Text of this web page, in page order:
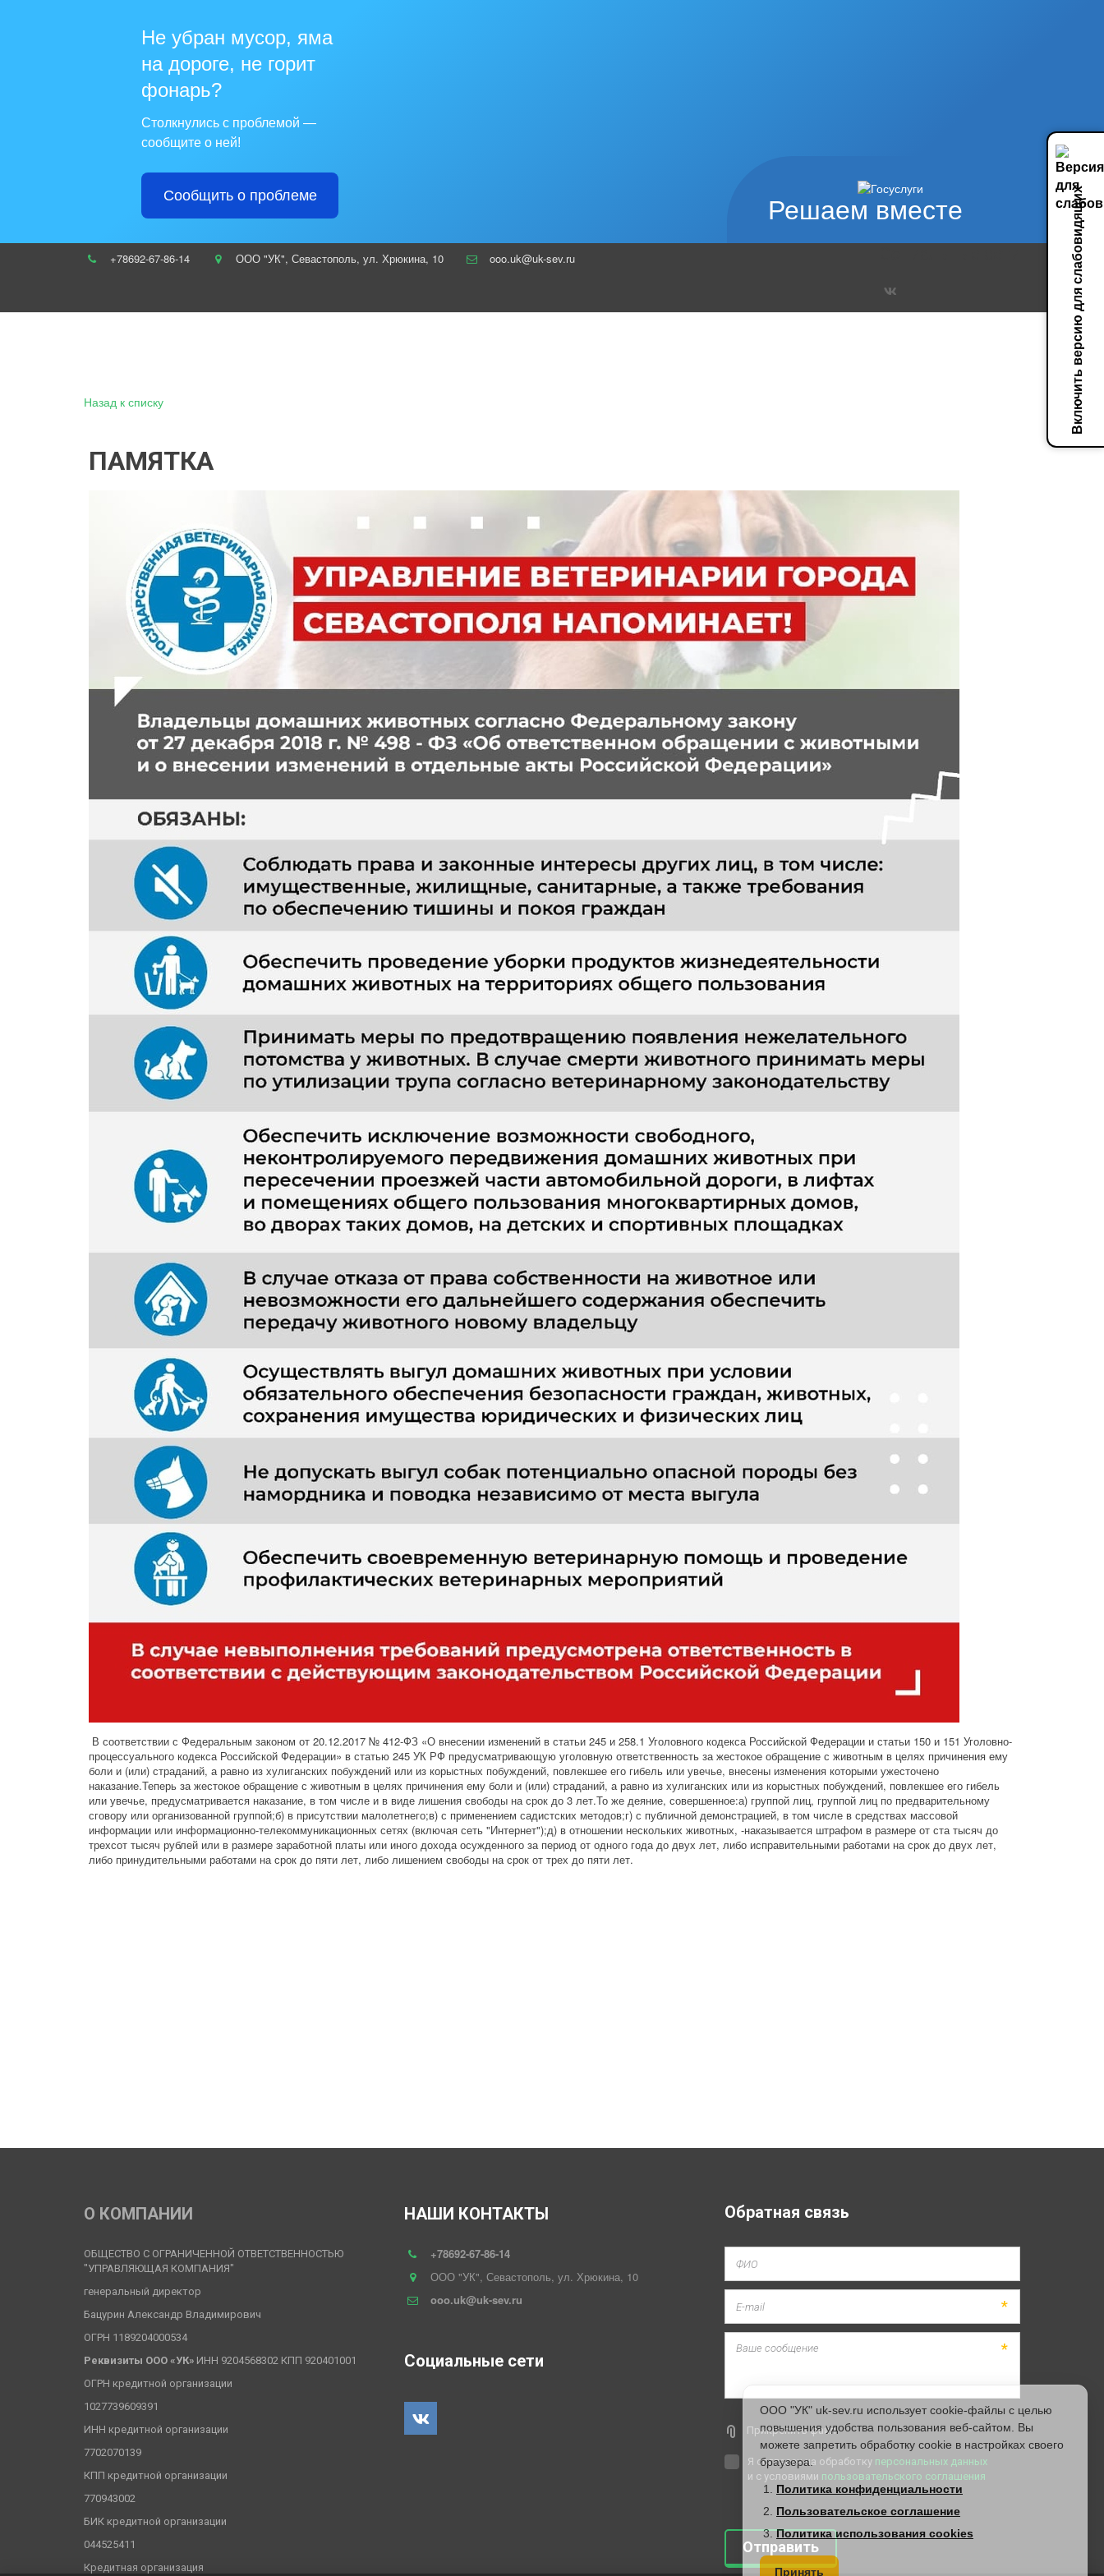
Решаем вместе
Не убран мусор, яма
на дороге, не горит
фонарь?
Столкнулись с проблемой —
сообщите о ней!
Сообщить о проблеме Включить версию для слабовидящих
+78692-67-86-14 ООО "УК", Севастополь, ул. Хрюкина, 10 ooo.uk@uk-sev.ru
Назад к списку
ПАМЯТКА
В соответствии с Федеральным законом от 20.12.2017 № 412-ФЗ «О внесении изменений в статьи 245 и 258.1 Уголовного кодекса Российской Федерации и статьи 150 и 151 Уголовно-
процессуального кодекса Российской Федерации» в статью 245 УК РФ предусматривающую уголовную ответственность за жестокое обращение с животным в целях причинения ему
боли и (или) страданий, а равно из хулиганских побуждений или из корыстных побуждений, повлекшее его гибель или увечье, внесены изменения которыми ужесточено
наказание.Теперь за жестокое обращение с животным в целях причинения ему боли и (или) страданий, а равно из хулиганских или из корыстных побуждений, повлекшее его гибель
или увечье, предусматривается наказание, в том числе и в виде лишения свободы на срок до 3 лет.То же деяние, совершенное:а) группой лиц, группой лиц по предварительному
сговору или организованной группой;б) в присутствии малолетнего;в) с применением садистских методов;г) с публичной демонстрацией, в том числе в средствах массовой
информации или информационно-телекоммуникационных сетях (включая сеть "Интернет");д) в отношении нескольких животных, -наказывается штрафом в размере от ста тысяч до
трехсот тысяч рублей или в размере заработной платы или иного дохода осужденного за период от одного года до двух лет, либо исправительными работами на срок до двух лет,
либо принудительными работами на срок до пяти лет, либо лишением свободы на срок от трех до пяти лет.
О КОМПАНИИ
ОБЩЕСТВО С ОГРАНИЧЕННОЙ ОТВЕТСТВЕННОСТЬЮ
"УПРАВЛЯЮЩАЯ КОМПАНИЯ"
генеральный директор
Бацурин Александр Владимирович
ОГРН 1189204000534
Реквизиты ООО «УК» ИНН 9204568302 КПП 920401001
ОГРН кредитной организации
1027739609391
ИНН кредитной организации
7702070139
КПП кредитной организации
770943002
БИК кредитной организации
044525411
Кредитная организация
НАШИ КОНТАКТЫ
+78692-67-86-14
ООО "УК", Севастополь, ул. Хрюкина, 10
ooo.uk@uk-sev.ru
Социальные сети
Обратная связь
*
*
Прикрепить файл
Я согласен на обработку персональных данных
и с условиями пользовательского соглашения
Отправить
ООО "УК" uk-sev.ru использует cookie-файлы с целью
повышения удобства пользования веб-сайтом. Вы
можете запретить обработку cookie в настройках своего
браузера.
Политика конфиденциальности
Пользовательское соглашение
Политика использования cookies
Принять